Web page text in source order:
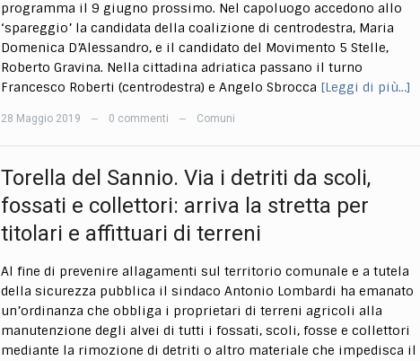
programma il 9 giugno prossimo. Nel capoluogo accedono allo
‘spareggio’ la candidata della coalizione di centrodestra, Maria
Domenica D’Alessandro, e il candidato del Movimento 5 Stelle,
Roberto Gravina. Nella cittadina adriatica passano il turno
Francesco Roberti (centrodestra) e Angelo Sbrocca [Leggi di più…]
28 Maggio 2019 — 0 commenti — Comuni
Torella del Sannio. Via i detriti da scoli,
fossati e collettori: arriva la stretta per
titolari e affittuari di terreni
Al fine di prevenire allagamenti sul territorio comunale e a tutela
della sicurezza pubblica il sindaco Antonio Lombardi ha emanato
un’ordinanza che obbliga i proprietari di terreni agricoli alla
manutenzione degli alvei di tutti i fossati, scoli, fosse e collettori
mediante la rimozione di detriti o altro materiale che impedisca il